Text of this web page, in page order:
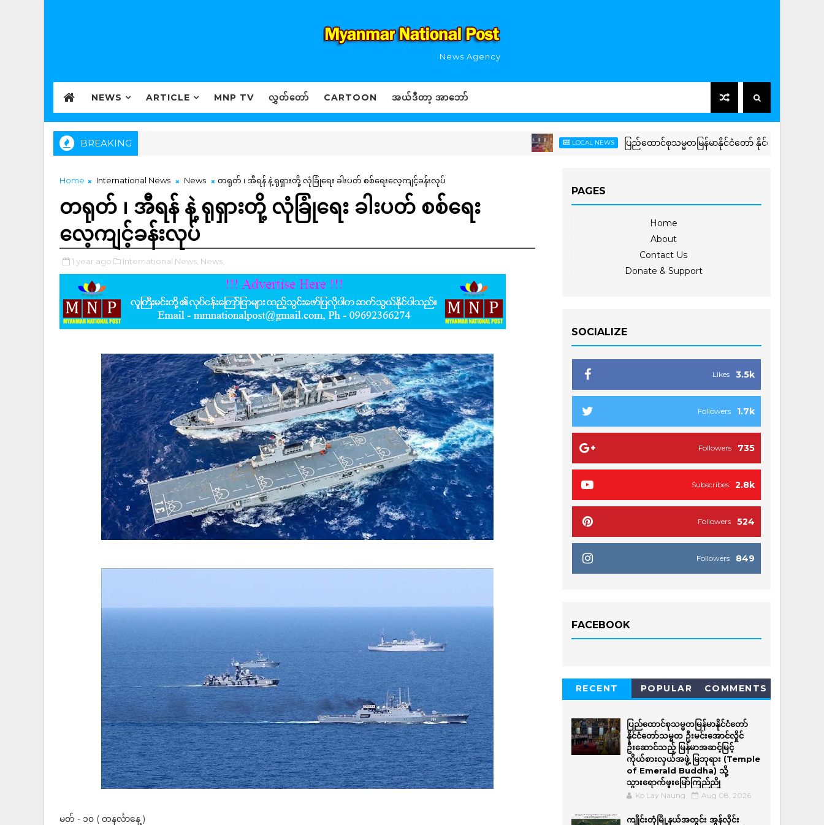
News Agency
NEWS ARTICLE MNP TV လွှတ်တော် CARTOON အယ်ဒီတာ့ အာဘော်
BREAKING LOCAL NEWS ပြည်ထောင်စုသမ္မတမြန်မာနိုင်ငံတော် နိုင်ငံတော်သမ္မတ ဦးမင်
Home International News News တရုတ် ၊ အီရန် နဲ့ ရုရှားတို့ လုံခြုံရေး ခါးပတ် စစ်ရေးလေ့ကျင့်ခန်းလုပ်
တရုတ် ၊ အီရန် နဲ့ ရုရှားတို့ လုံခြုံရေး ခါးပတ် စစ်ရေး
လေ့ကျင့်ခန်းလုပ်
1 year ago International News, News,
မတ် - ၁၀ ( တနင်္လာနေ့ )
PAGES
Home
About
Contact Us
Donate & Support
SOCIALIZE
3.5k
Likes
1.7k
Followers
735
Followers
2.8k
Subscribes
524
Followers
849
Followers
FACEBOOK
RECENT POPULAR COMMENTS
ပြည်ထောင်စုသမ္မတမြန်မာနိုင်ငံတော်
နိုင်ငံတော်သမ္မတ ဦးမင်းအောင်လှိုင်
ဦးဆောင်သည့် မြန်မာအဆင့်မြင့်
ကိုယ်စားလှယ်အဖွဲ့ မြဘုရား (Temple
of Emerald Buddha) သို့
သွားရောက်ဖူးမြော်ကြည်ညို
Ko Lay Naung Aug 08, 2026
ကျိုင်းတုံမြို့နယ်အတွင်း အွန်လိုင်း